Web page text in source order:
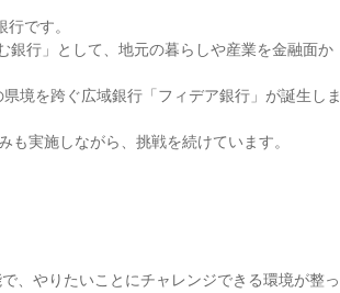
です。
行」として、地元の暮らしや産業を金融面か
境を跨ぐ広域銀行「フィデア銀行」が誕生しま
も実施しながら、挑戦を続けています。
、やりたいことにチャレンジできる環境が整っ